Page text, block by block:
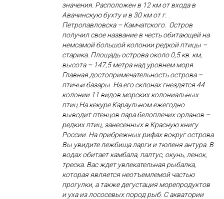
значения. Расположен в 12 км от входа в
Авачинскую бухту и в 30 км от г.
Петропавловска – Камчатского. Остров
получил свое название в честь обитающей на
немсамой большой колонии редкой птицы –
старика. Площадь острова около 0,5 кв. км,
высота – 147,5 метра над уровнем моря.
Главная достопримечательность острова –
птичьи базары. На его склонах гнездятся 44
колонии 11 видов морских колониальных
птиц.На кекуре Караульном ежегодно
выводит птенцов пара белоплечих орланов –
редких птиц, занесенных в Красную книгу
России. На прибрежных рифах вокруг острова
Вы увидите лежбища ларги и тюленя антура. В
водах обитает камбала, палтус, окунь, ленок,
треска. Вас ждет увлекательная рыбалка,
которая является неотъемлемой частью
прогулки, а также дегустация морепродуктов
и уха из лососевых пород рыб. С акватории